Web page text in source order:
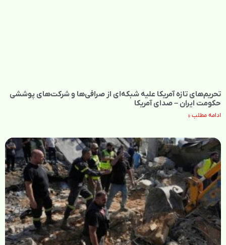
تحریم‌های تازه آمریکا علیه شبکه‌ای از صرافی‌ها و شرکت‌های پوششی
حکومت ایران – صدای آمریکا
ادامه مطلب »